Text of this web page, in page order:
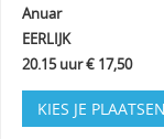
Anuar
EERLIJK
20.15 uur € 17,50
KIES JE PLAATSEN